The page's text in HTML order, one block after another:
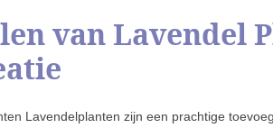
van Lavendel
Lavendelplanten zijn een prachtige